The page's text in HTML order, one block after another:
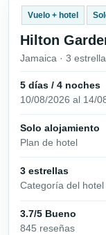
Vuelo + hotel
Hilton
Jamaica · 3
5 días / 4 noches
10/08/2026 al 14/
Solo alojamiento
Plan de hotel
3 estrellas
Categoría del hotel
3.7/5 Bueno
845 reseñas